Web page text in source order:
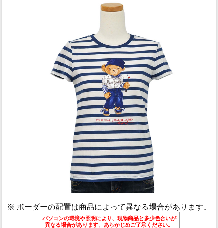
※ ボーダーの配置は商品によって異なる場合があります。
パソコンの環境や照明により、現物商品と多少色合いが
異なる場合があります。あらかじめご了承ください。